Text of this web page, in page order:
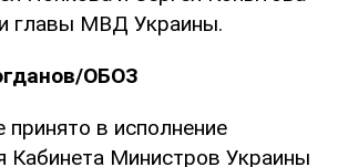
главы МВД Украины.
ОБОЗ
принято в исполнение
Кабинета Министров Украины